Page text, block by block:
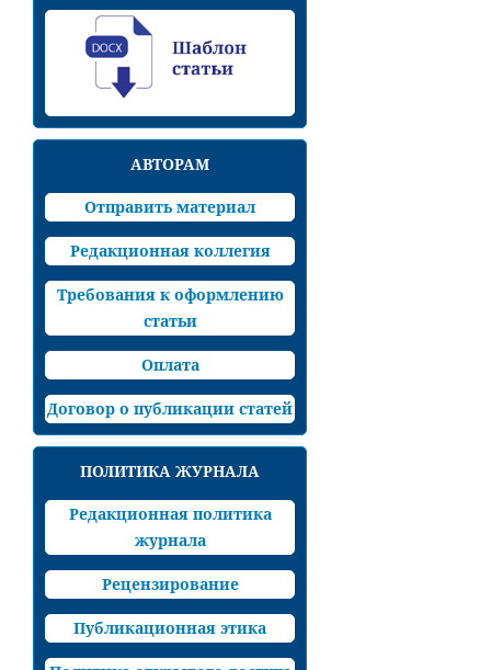
АВТОРАМ
Отправить материал
Редакционная коллегия
Требования к оформлению
статьи
Оплата
Договор о публикации статей
ПОЛИТИКА ЖУРНАЛА
Редакционная политика
журнала
Рецензирование
Публикационная этика